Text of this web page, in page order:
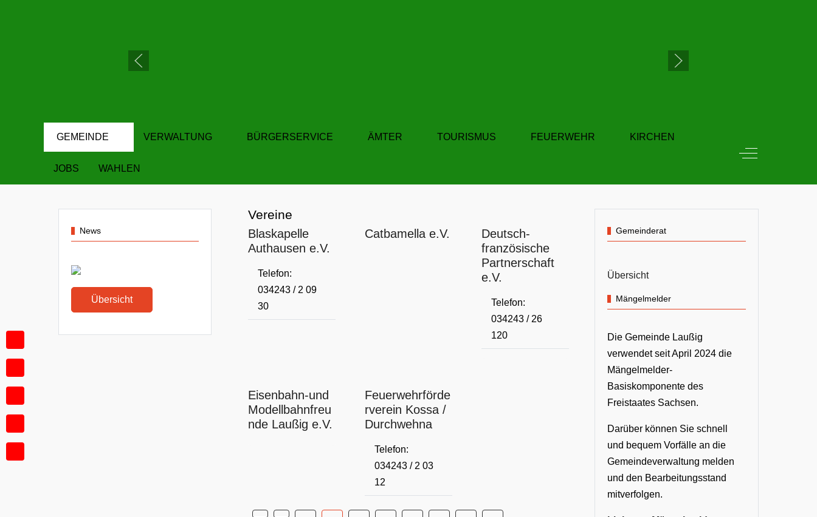
GEMEINDE VERWALTUNG BÜRGERSERVICE ÄMTER TOURISMUS FEUERWEHR KIRCHEN
JOBS WAHLEN
Off-Canvas
News
Übersicht
Vereine
Blaskapelle
Authausen e.V.
Telefon:
034243 / 2 09
30
Catbamella e.V.
Deutsch-
französische
Partnerschaft
e.V.
Telefon:
034243 / 26
120
Eisenbahn-und
Modellbahnfreu
nde Laußig e.V.
Feuerwehrförde
rverein Kossa /
Durchwehna
Telefon:
034243 / 2 03
12
Gemeinderat
Übersicht
Mängelmelder
Die Gemeinde Laußig
verwendet seit April 2024 die
Mängelmelder-
Basiskomponente des
Freistaates Sachsen.
Darüber können Sie schnell
und bequem Vorfälle an die
Gemeindeverwaltung melden
und den Bearbeitungsstand
mitverfolgen.